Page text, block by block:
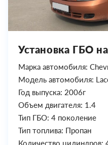
Установка ГБО
Марка автомобиля:
Модель автомобиля:
Год выпуска: 2006г
Объем двигателя: 1.4
Тип ГБО: 4 поколение
Тип топлива: Пропан
Количество цилиндров: